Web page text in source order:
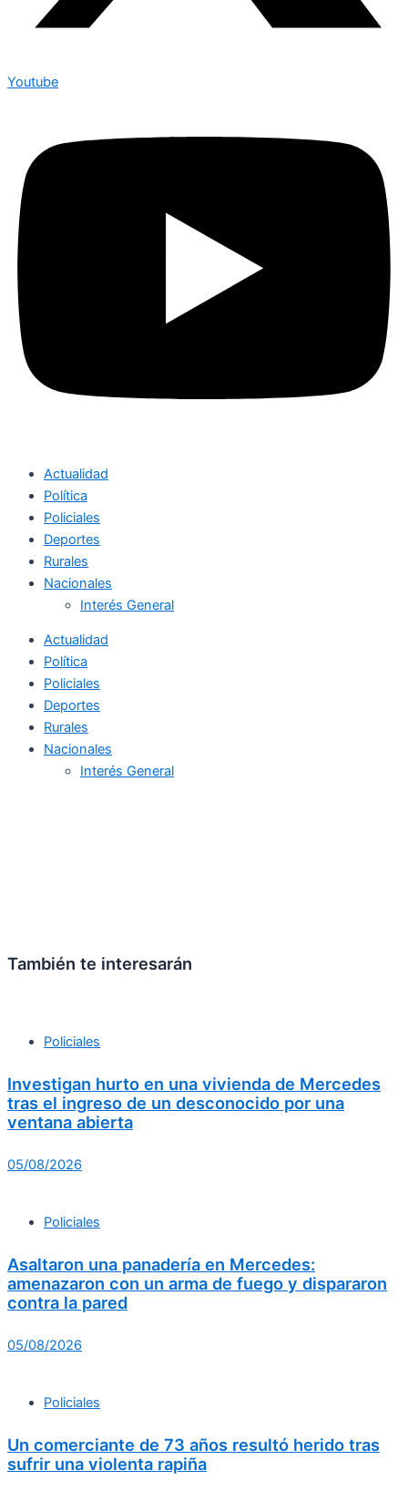
Youtube
Actualidad
Política
Policiales
Deportes
Rurales
Nacionales
Interés General
Actualidad
Política
Policiales
Deportes
Rurales
Nacionales
Interés General
También te interesarán
Policiales
Investigan hurto en una vivienda de Mercedes
tras el ingreso de un desconocido por una
ventana abierta
05/08/2026
Policiales
Asaltaron una panadería en Mercedes:
amenazaron con un arma de fuego y dispararon
contra la pared
05/08/2026
Policiales
Un comerciante de 73 años resultó herido tras
sufrir una violenta rapiña